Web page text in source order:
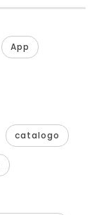
App
catalogo